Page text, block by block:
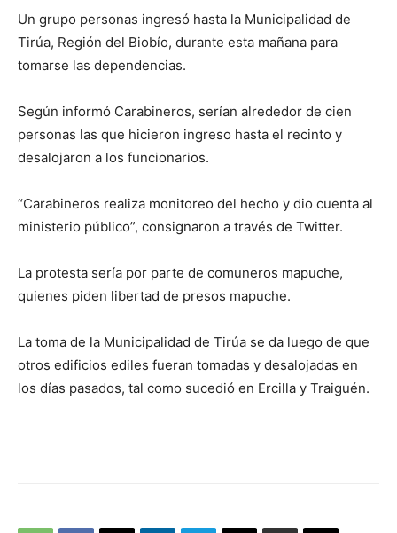
Un grupo personas ingresó hasta la Municipalidad de
Tirúa, Región del Biobío, durante esta mañana para
tomarse las dependencias.
Según informó Carabineros, serían alrededor de cien
personas las que hicieron ingreso hasta el recinto y
desalojaron a los funcionarios.
“Carabineros realiza monitoreo del hecho y dio cuenta al
ministerio público”, consignaron a través de Twitter.
La protesta sería por parte de comuneros mapuche,
quienes piden libertad de presos mapuche.
La toma de la Municipalidad de Tirúa se da luego de que
otros edificios ediles fueran tomadas y desalojadas en
los días pasados, tal como sucedió en Ercilla y Traiguén.